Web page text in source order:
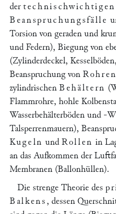
der technischwichtigen
Beanspruchungsfälle
Torsion von geraden und
und Federn), Biegung von
(Zylinderdeckel,
Beanspruchung von
zylindrischen Behältern
Flammrohre, hohle
Wasserbehälterböden und -
Talsperrenmauern),
Kugeln und Rollen in
an das Aufkommen der
Membranen (Ballonhüllen).
Die strenge Theorie des
Balkens , dessen